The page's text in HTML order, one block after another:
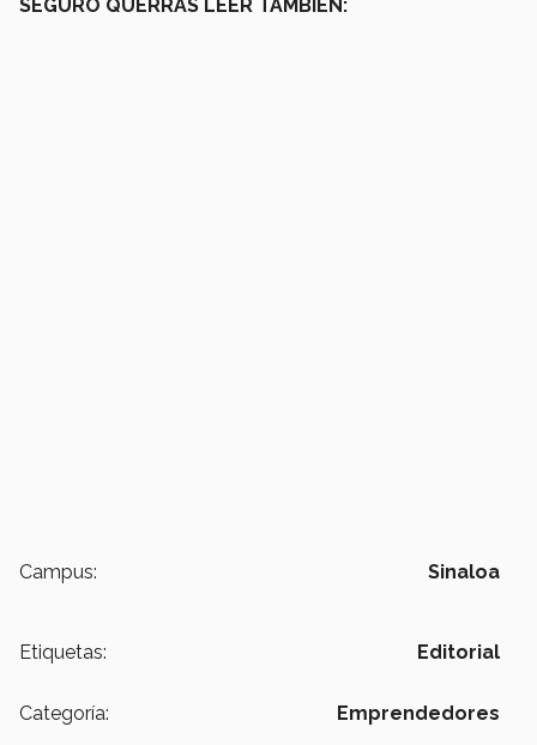
SEGURO QUERRÁS LEER TAMBIÉN:
Campus: Sinaloa
Etiquetas: Editorial
Categoría: Emprendedores